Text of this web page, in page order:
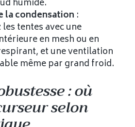
humide.
la condensation :
tentes avec une
en mesh ou en
et une ventilation
même par grand froid.
: où
selon